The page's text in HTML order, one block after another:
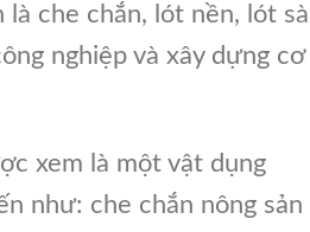
che chắn, lót nền, lót
nghiệp và xây dựng cơ
xem là một vật dụng
như: che chắn nông sản